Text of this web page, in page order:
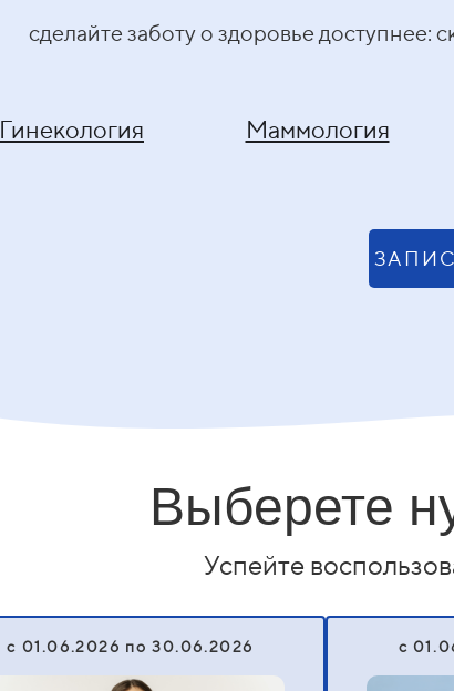
сделайте заботу о здоровье
Гинекология Маммология
Выберете
Успейте
c 01.06.2026 по 30.06.2026 c